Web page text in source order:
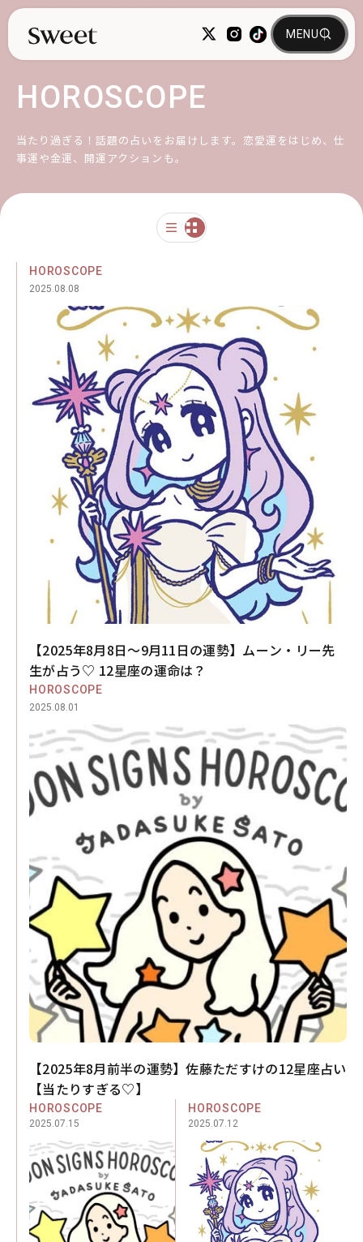
HOROSCOPE
当たり過ぎる！話題の占いをお届けします。恋愛運をはじめ、仕
事運や金運、開運アクションも。
HOROSCOPE
2025.08.08
【2025年8月8日～9月11日の運勢】ムーン・リー先
生が占う♡ 12星座の運命は？
HOROSCOPE
2025.08.01
【2025年8月前半の運勢】佐藤ただすけの12星座占い
【当たりすぎる♡】
HOROSCOPE
2025.07.15
HOROSCOPE
2025.07.12